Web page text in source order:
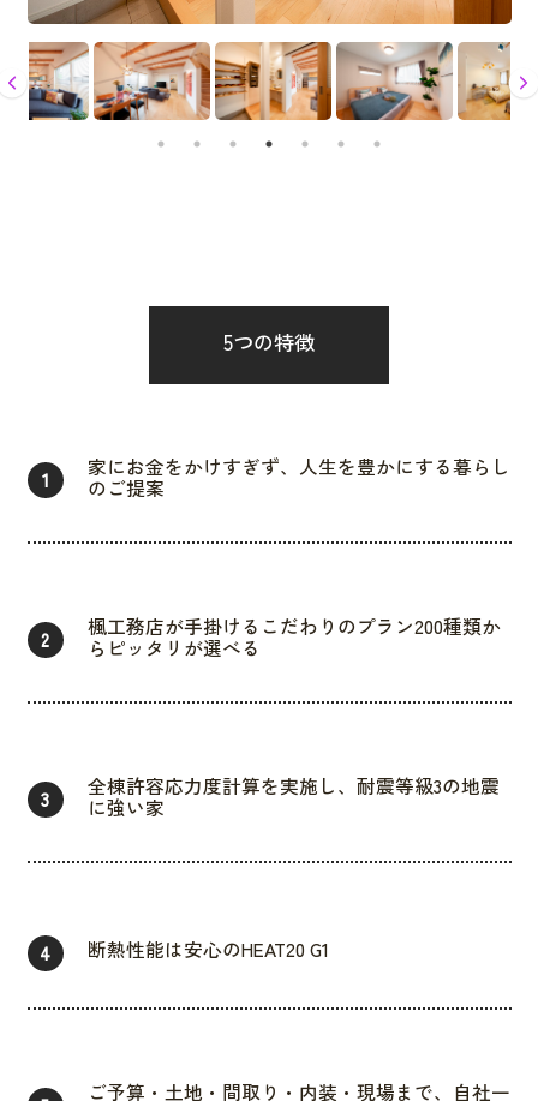
5つの特徴
1 家にお金をかけすぎず、人生を豊かにする暮らし
のご提案
2 楓工務店が手掛けるこだわりのプラン200種類か
らピッタリが選べる
3 全棟許容応力度計算を実施し、耐震等級3の地震
に強い家
4 断熱性能は安心のHEAT20 G1
ご予算・土地・間取り・内装・現場まで、自社一